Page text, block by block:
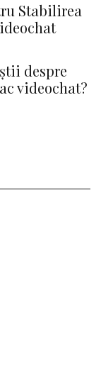
Stabilirea
despre
videochat?